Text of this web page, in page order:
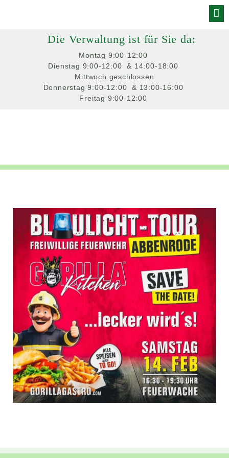
Die Verwaltung ist für Sie da:
Montag 9:00-12:00
Dienstag 9:00-12:00
& 14:00-18:00
Mittwoch geschlossen
Donnerstag 9:00-12:00
& 13:00-16:00
Freitag 9:00-12:00
unverzichtbare
Cookies
Diese Cookies
unverzichtbar,
damit wir Ihnen
grundlegende
und sichere
Funktionen
unserer Website
zur Verfügung
stellen können.
Sie werden